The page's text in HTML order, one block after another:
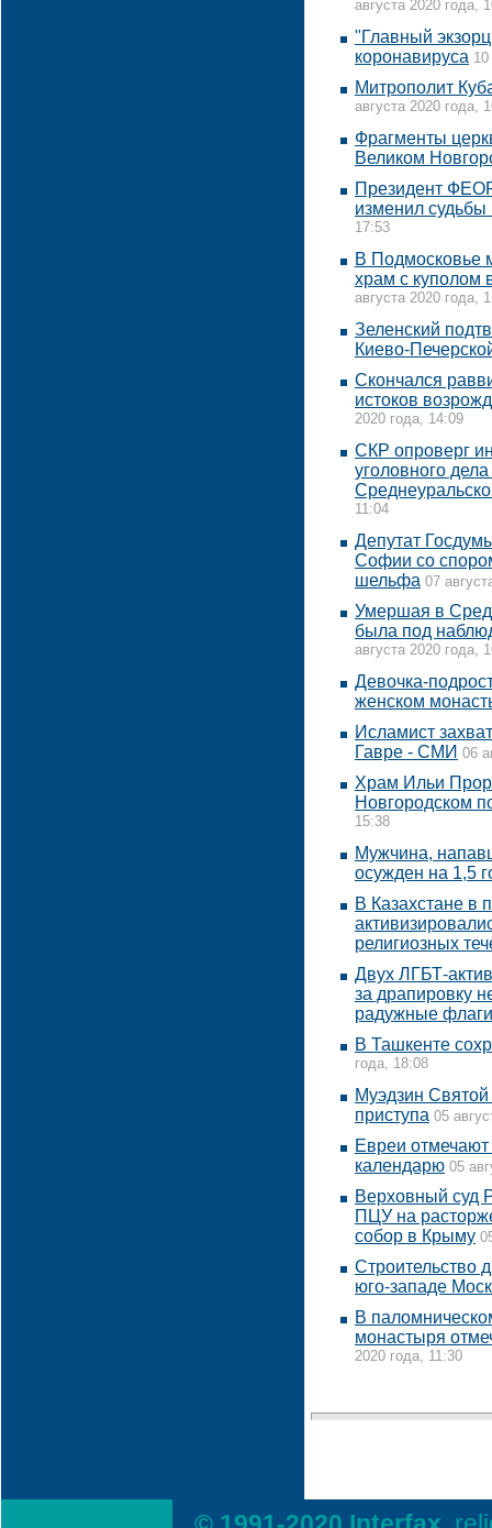
августа 2020 года,
"Главный
коронавируса
Митрополит
августа 2020 года,
Фрагменты
Великом
Президент
изменил
17:53
В Подмосковье
храм с куполом
августа 2020 года,
Зеленский
Киево-
Скончался
истоков
2020 года, 14:09
СКР опроверг
уголовного
11:04
Депутат
Софии со
шельфа 07
Умершая в
была под
августа 2020 года,
Девочка-
женском
Исламист
Гавре - СМИ 06
Храм Ильи
Новгородском
15:38
Мужчина,
осужден на 1,5
В Казахстане в
религиозных
Двух ЛГБТ-
за драпировку
радужные флаги
В Ташкенте
года, 18:08
Муэдзин
приступа 05
Евреи
календарю 05
Верховный суд
ПЦУ на
собор в Крыму
Строительство
юго-западе
В
монастыря
2020 года, 11:30